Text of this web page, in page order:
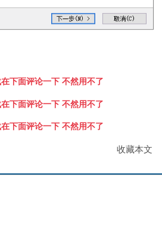
下面评论一下 不然用不了
下面评论一下 不然用不了
下面评论一下 不然用不了
收藏本文